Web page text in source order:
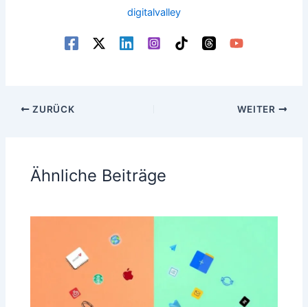
digitalvalley
ZURÜCK WEITER
Ähnliche Beiträge